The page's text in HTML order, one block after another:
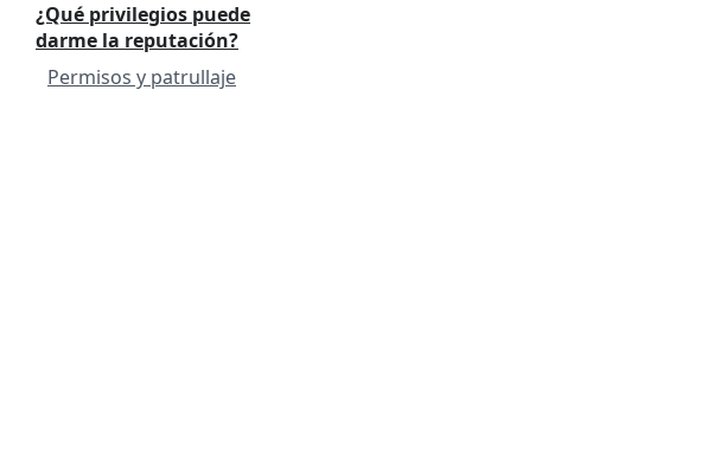
¿Qué privilegios puede
darme la reputación?
Permisos y patrullaje